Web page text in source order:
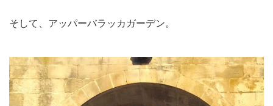
そして、アッパーバラッカガーデン。